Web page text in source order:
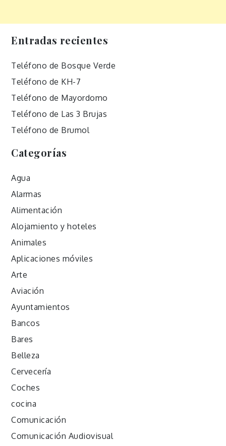
Entradas recientes
Teléfono de Bosque Verde
Teléfono de KH-7
Teléfono de Mayordomo
Teléfono de Las 3 Brujas
Teléfono de Brumol
Categorías
Agua
Alarmas
Alimentación
Alojamiento y hoteles
Animales
Aplicaciones móviles
Arte
Aviación
Ayuntamientos
Bancos
Bares
Belleza
Cervecería
Coches
cocina
Comunicación
Comunicación Audiovisual